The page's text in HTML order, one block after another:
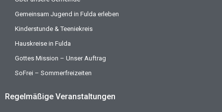
Gemeinsam Jugend in Fulda erleben
Kinderstunde & Teeniekreis
Hauskreise in Fulda
Gottes Mission – Unser Auftrag
SoFrei – Sommerfreizeiten
Regelmäßige Veranstaltungen